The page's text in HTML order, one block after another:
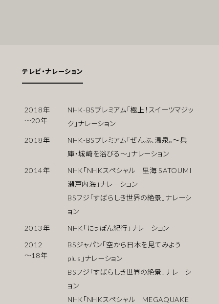
テレビ・ナレーション
2018年
〜20年
NHK-BSプレミアム「極上！スイーツマジッ
ク」ナレーション
2018年
NHK-BSプレミアム「ぜんぶ、温泉。〜兵
庫・城崎を浴びる〜」ナレーション
2014年
NHK「NHKスペシャル 里海 SATOUMI
瀬戸内海」ナレーション
BSフジ「すばらしき世界の絶景」ナレーシ
ョン
2013年
NHK「にっぽん紀行」ナレーション
2012
〜18年
BSジャパン「空から日本を見てみよう
plus」ナレーション
BSフジ「すばらしき世界の絶景」ナレーシ
ョン
NHK「NHKスペシャル MEGAQUAKE